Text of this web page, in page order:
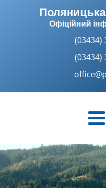
Офіційний
(03434)
(03434)